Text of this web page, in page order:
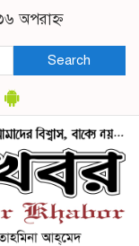
অপরাহ্ন
Search